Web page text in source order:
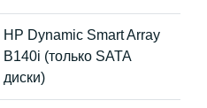
HP Dynamic Smart Array
B140i (только SATA
диски)